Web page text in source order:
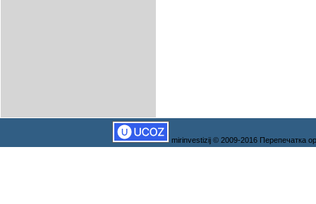
mirinvestizij © 2009-2016 Перепечатка